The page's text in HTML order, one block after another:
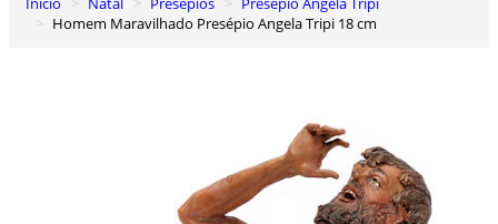
Carrinho de Compras
Homem Maravilhado Presépio Angela Tripi 18 cm